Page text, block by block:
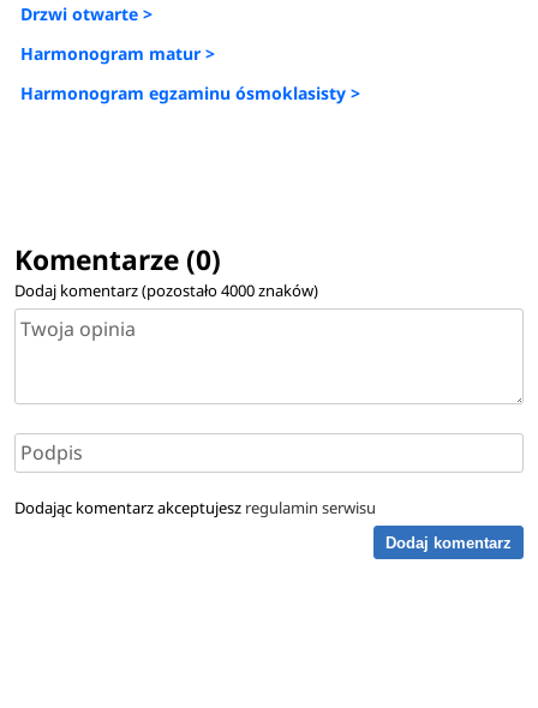
Drzwi otwarte >
Harmonogram matur >
Harmonogram egzaminu ósmoklasisty >
Komentarze (0)
Dodaj komentarz (pozostało4000znaków)
Dodając komentarz akceptujesz regulamin serwisu
Dodaj komentarz